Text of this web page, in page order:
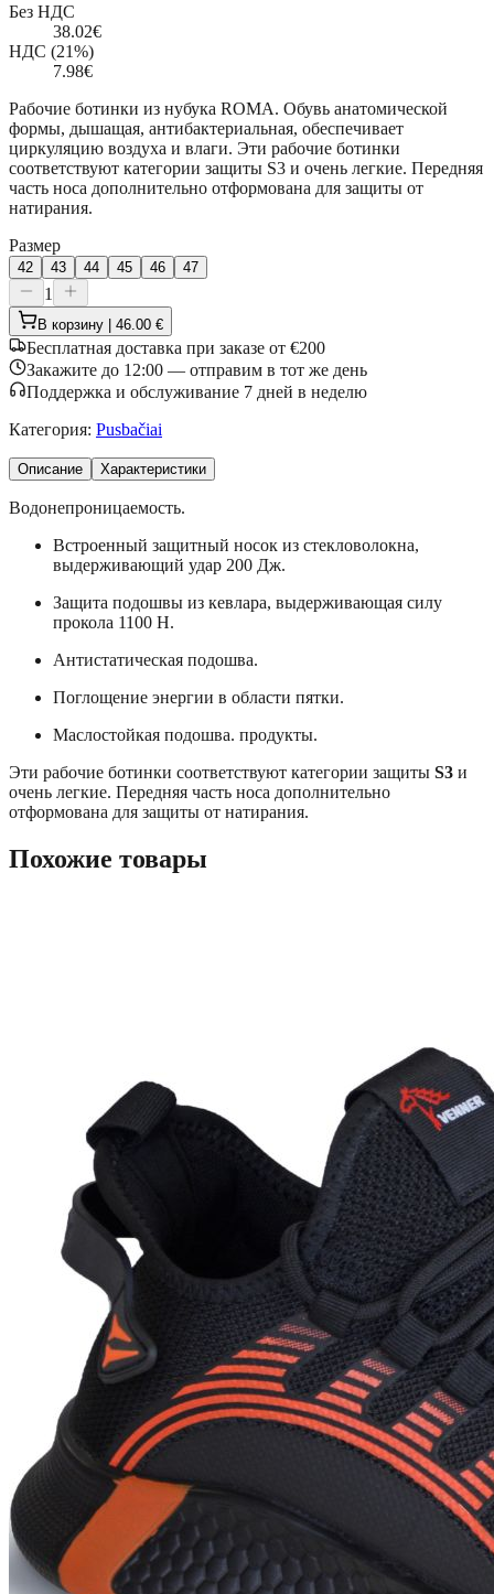
Без НДС
38.02€
НДС (21%)
7.98€
Рабочие ботинки из нубука ROMA. Обувь анатомической
формы, дышащая, антибактериальная, обеспечивает
циркуляцию воздуха и влаги. Эти рабочие ботинки
соответствуют категории защиты S3 и очень легкие. Передняя
часть носа дополнительно отформована для защиты от
натирания.
Размер
42 43 44 45 46 47
1
В корзину | 46.00 €
Бесплатная доставка при заказе от €200
Закажите до 12:00 — отправим в тот же день
Поддержка и обслуживание 7 дней в неделю
Категория: Pusbačiai
Описание Характеристики
Водонепроницаемость.
Встроенный защитный носок из стекловолокна,
выдерживающий удар 200 Дж.
Защита подошвы из кевлара, выдерживающая силу
прокола 1100 Н.
Антистатическая подошва.
Поглощение энергии в области пятки.
Маслостойкая подошва. продукты.
Эти рабочие ботинки соответствуют категории защиты S3 и
очень легкие. Передняя часть носа дополнительно
отформована для защиты от натирания.
Похожие товары